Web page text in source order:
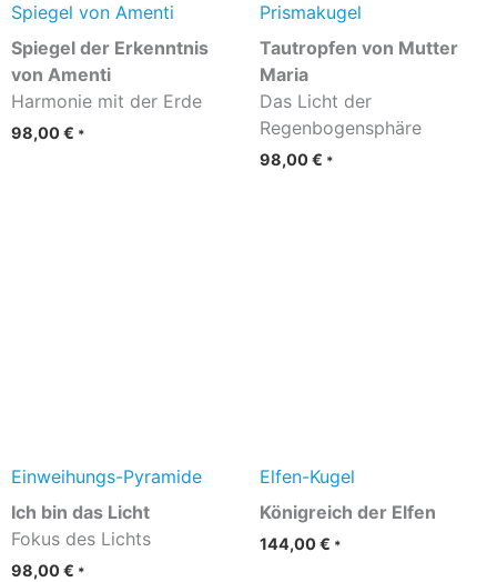
Spiegel von Amenti
Spiegel der Erkenntnis
von Amenti
Harmonie mit der Erde
98,00€ *
Prismakugel
Tautropfen von Mutter
Maria
Das Licht der
Regenbogensphäre
98,00€ *
Einweihungs-Pyramide
Ich bin das Licht
Fokus des Lichts
98,00€ *
Elfen-Kugel
Königreich der Elfen
144,00€ *